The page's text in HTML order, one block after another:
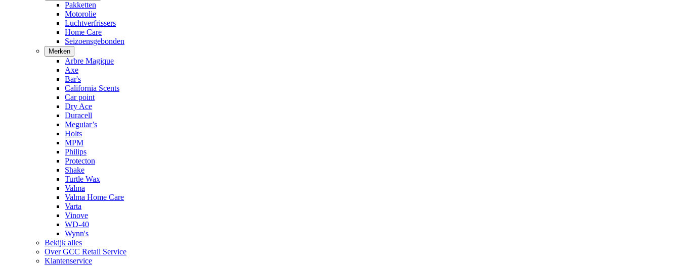
Pakketten
Motorolie
Luchtverfrissers
Home Care
Seizoensgebonden
Merken
Arbre Magique
Axe
Bar's
California Scents
Car point
Dry Ace
Duracell
Meguiar’s
Holts
MPM
Philips
Protecton
Shake
Turtle Wax
Valma
Valma Home Care
Varta
Vinove
WD-40
Wynn's
Bekijk alles
Over GCC Retail Service
Klantenservice